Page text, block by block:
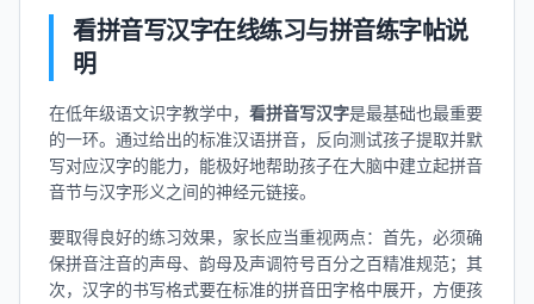
看拼音写汉字在线练习与拼音练字帖说
明
在低年级语文识字教学中， 看拼音写汉字是最基础也最重要
的一环。通过给出的标准汉语拼音，反向测试孩子提取并默
写对应汉字的能力，能极好地帮助孩子在大脑中建立起拼音
音节与汉字形义之间的神经元链接。
要取得良好的练习效果，家长应当重视两点：首先，必须确
保拼音注音的声母、韵母及声调符号百分之百精准规范；其
次，汉字的书写格式要在标准的拼音田字格中展开，方便孩